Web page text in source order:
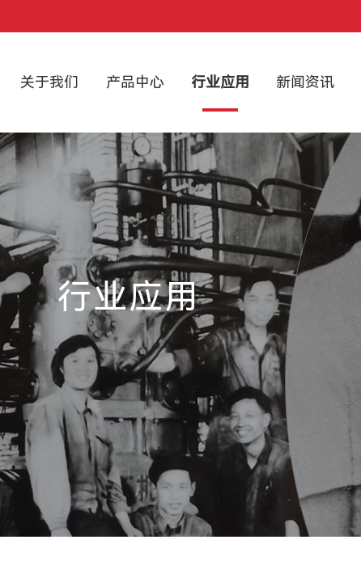
关于我们 产品中心 行业应用 新闻资讯
行业应用